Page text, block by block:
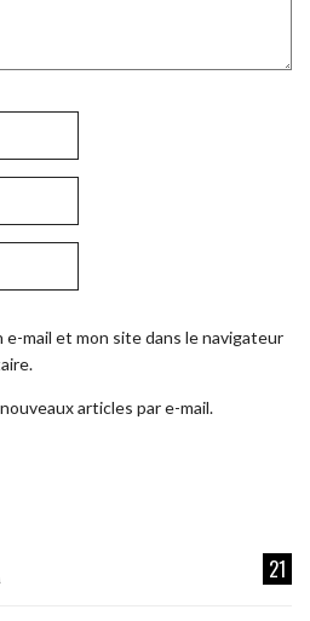
e-mail et mon site dans le navigateur
articles par e-mail.
21